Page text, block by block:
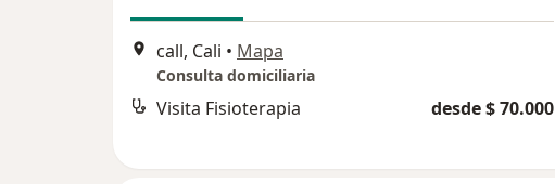
call, Cali • Mapa
Consulta domiciliaria
Visita Fisioterapia desde $ 70.000